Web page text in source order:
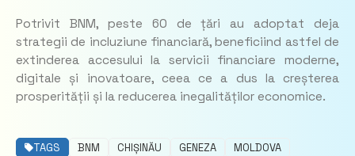
Potrivit BNM, peste 60 de țări au adoptat deja
strategii de incluziune financiară, beneficiind astfel de
extinderea accesului la servicii financiare moderne,
digitale și inovatoare, ceea ce a dus la creșterea
prosperității și la reducerea inegalităților economice.
TAGS BNM CHIȘINĂU GENEZA
MOLDOVA